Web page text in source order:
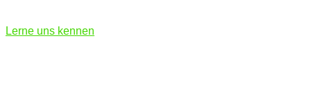
Lerne uns kennen